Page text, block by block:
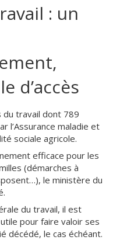
: un
d’accès
du travail dont 789
l’Assurance maladie et
sociale agricole.
efficace pour les
(démarches à
le ministère du
du travail, il est
pour faire valoir ses
décédé, le cas échéant.